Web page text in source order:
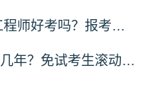
2026年中级注册安全工程师好考吗？报考需要什么条件？
中级注安免考成绩保留几年？免试考生滚动规则